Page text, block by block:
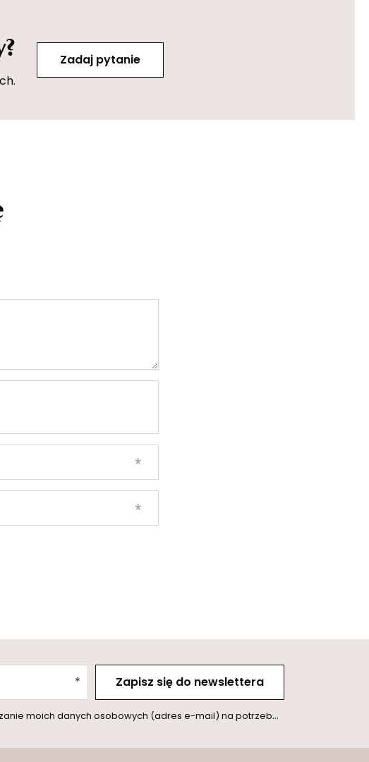
Zadaj pytanie
(adres e-mail) na potrzeby wysyłki newslettera z informacją handlową (marketing). Więcej w
Zapisz się do newslettera